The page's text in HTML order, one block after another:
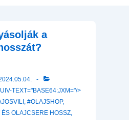
a
TEXT="BASE64:JXM="/>
,#OLAJSHOP,
OLAJCSERE HOSSZ,